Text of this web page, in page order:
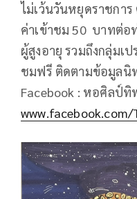
ไม่เว้นวันหยุดราชการ
ค่าเข้าชม 50 บาทต่อ
ผู้สูงอายุ รวมถึงกลุ่มเ
ชมฟรี ติดตามข้อมูลนิ
Facebook : หอศิลป์